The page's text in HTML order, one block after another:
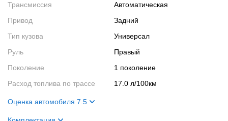
Трансмиссия
Автоматическая
Привод
Задний
Тип кузова
Универсал
Руль
Правый
Поколение
1 поколение
Расход топлива по трассе
17.0 л/100км
Оценка автомобиля 7.5
Внешний вид